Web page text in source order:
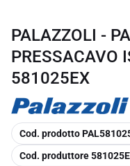
PALAZZOLI -
PRESSACAVO
581025EX
copia
Cod. prodotto
copia
Cod. produttore